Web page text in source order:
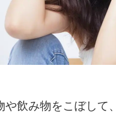
や飲み物をこぼして